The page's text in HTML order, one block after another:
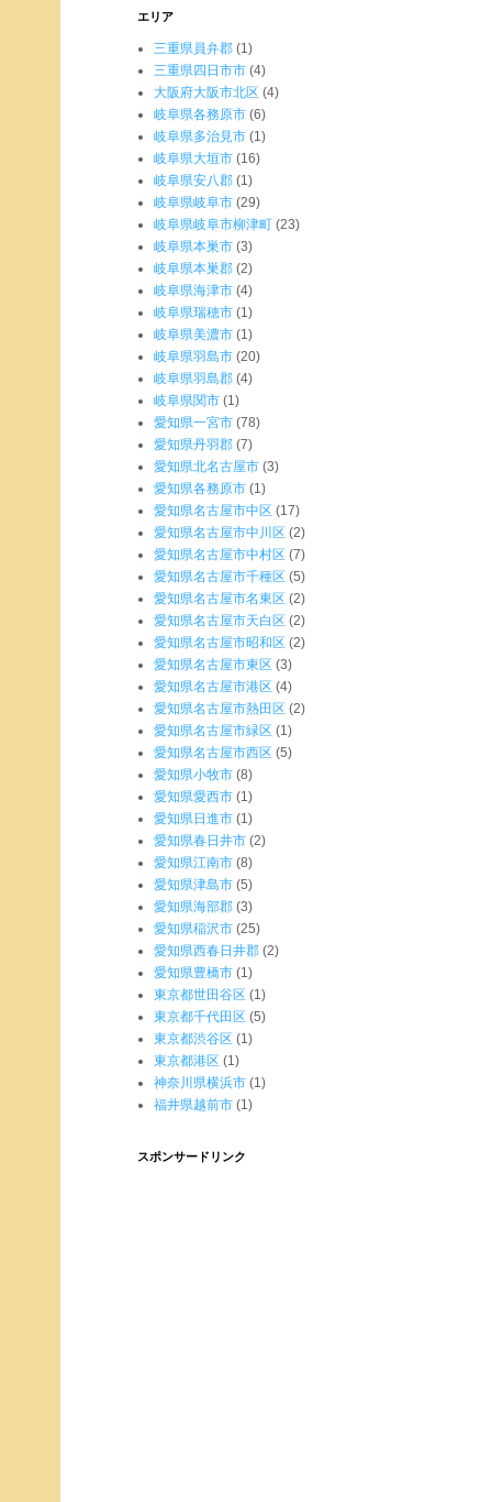
エリア
三重県員弁郡 (1)
三重県四日市市 (4)
大阪府大阪市北区 (4)
岐阜県各務原市 (6)
岐阜県多治見市 (1)
岐阜県大垣市 (16)
岐阜県安八郡 (1)
岐阜県岐阜市 (29)
岐阜県岐阜市柳津町 (23)
岐阜県本巣市 (3)
岐阜県本巣郡 (2)
岐阜県海津市 (4)
岐阜県瑞穂市 (1)
岐阜県美濃市 (1)
岐阜県羽島市 (20)
岐阜県羽島郡 (4)
岐阜県関市 (1)
愛知県一宮市 (78)
愛知県丹羽郡 (7)
愛知県北名古屋市 (3)
愛知県各務原市 (1)
愛知県名古屋市中区 (17)
愛知県名古屋市中川区 (2)
愛知県名古屋市中村区 (7)
愛知県名古屋市千種区 (5)
愛知県名古屋市名東区 (2)
愛知県名古屋市天白区 (2)
愛知県名古屋市昭和区 (2)
愛知県名古屋市東区 (3)
愛知県名古屋市港区 (4)
愛知県名古屋市熱田区 (2)
愛知県名古屋市緑区 (1)
愛知県名古屋市西区 (5)
愛知県小牧市 (8)
愛知県愛西市 (1)
愛知県日進市 (1)
愛知県春日井市 (2)
愛知県江南市 (8)
愛知県津島市 (5)
愛知県海部郡 (3)
愛知県稲沢市 (25)
愛知県西春日井郡 (2)
愛知県豊橋市 (1)
東京都世田谷区 (1)
東京都千代田区 (5)
東京都渋谷区 (1)
東京都港区 (1)
神奈川県横浜市 (1)
福井県越前市 (1)
スポンサードリンク